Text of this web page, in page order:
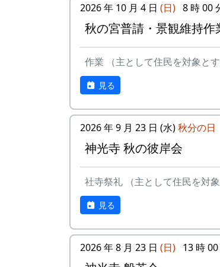
2026 年 10 月 4 日 (日) 8 時 00
秋の宮普請・景観維持作
作業 （主として住民を対象とす
見る
2026 年 9 月 23 日 (水)秋分の日
神光寺 秋の彼岸会
社寺祭礼 （主として住民を対
見る
2026 年 8 月 23 日 (日) 13 時